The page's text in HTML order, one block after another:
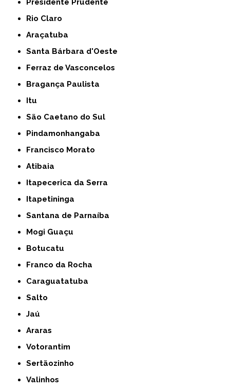
Presidente Prudente
Rio Claro
Araçatuba
Santa Bárbara d'Oeste
Ferraz de Vasconcelos
Bragança Paulista
Itu
São Caetano do Sul
Pindamonhangaba
Francisco Morato
Atibaia
Itapecerica da Serra
Itapetininga
Santana de Parnaíba
Mogi Guaçu
Botucatu
Franco da Rocha
Caraguatatuba
Salto
Jaú
Araras
Votorantim
Sertãozinho
Valinhos